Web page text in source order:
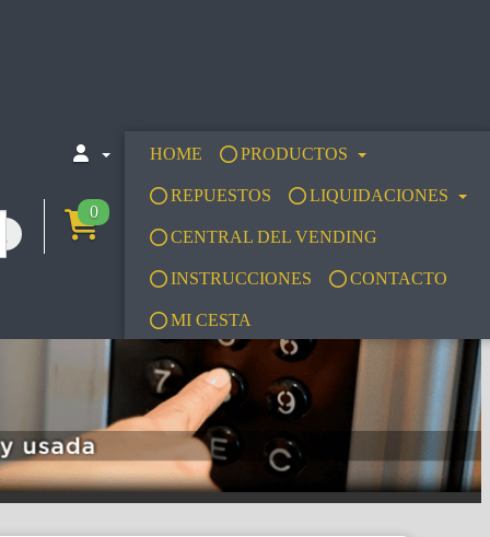
0
HOME PRODUCTOS
REPUESTOS LIQUIDACIONES
CENTRAL DEL VENDING
INSTRUCCIONES CONTACTO
MI CESTA